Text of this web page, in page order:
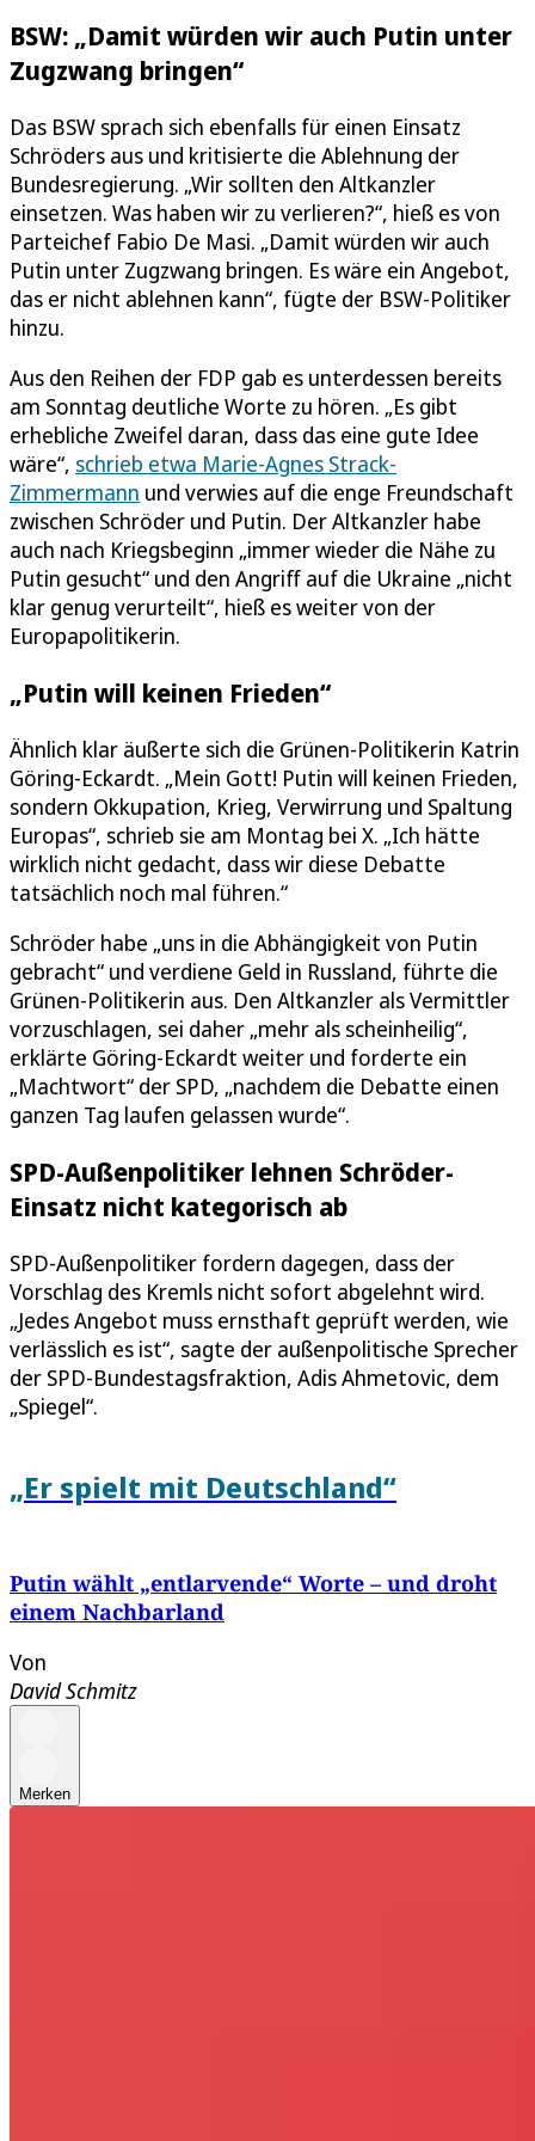
BSW: „Damit würden wir auch Putin unter
Zugzwang bringen“
Das BSW sprach sich ebenfalls für einen Einsatz
Schröders aus und kritisierte die Ablehnung der
Bundesregierung. „Wir sollten den Altkanzler
einsetzen. Was haben wir zu verlieren?“, hieß es von
Parteichef Fabio De Masi. „Damit würden wir auch
Putin unter Zugzwang bringen. Es wäre ein Angebot,
das er nicht ablehnen kann“, fügte der BSW-Politiker
hinzu.
Aus den Reihen der FDP gab es unterdessen bereits
am Sonntag deutliche Worte zu hören. „Es gibt
erhebliche Zweifel daran, dass das eine gute Idee
wäre“, schrieb etwa Marie-Agnes Strack-
Zimmermann und verwies auf die enge Freundschaft
zwischen Schröder und Putin. Der Altkanzler habe
auch nach Kriegsbeginn „immer wieder die Nähe zu
Putin gesucht“ und den Angriff auf die Ukraine „nicht
klar genug verurteilt“, hieß es weiter von der
Europapolitikerin.
„Putin will keinen Frieden“
Ähnlich klar äußerte sich die Grünen-Politikerin Katrin
Göring-Eckardt. „Mein Gott! Putin will keinen Frieden,
sondern Okkupation, Krieg, Verwirrung und Spaltung
Europas“, schrieb sie am Montag bei X. „Ich hätte
wirklich nicht gedacht, dass wir diese Debatte
tatsächlich noch mal führen.“
Schröder habe „uns in die Abhängigkeit von Putin
gebracht“ und verdiene Geld in Russland, führte die
Grünen-Politikerin aus. Den Altkanzler als Vermittler
vorzuschlagen, sei daher „mehr als scheinheilig“,
erklärte Göring-Eckardt weiter und forderte ein
„Machtwort“ der SPD, „nachdem die Debatte einen
ganzen Tag laufen gelassen wurde“.
SPD-Außenpolitiker lehnen Schröder-
Einsatz nicht kategorisch ab
SPD-Außenpolitiker fordern dagegen, dass der
Vorschlag des Kremls nicht sofort abgelehnt wird.
„Jedes Angebot muss ernsthaft geprüft werden, wie
verlässlich es ist“, sagte der außenpolitische Sprecher
der SPD-Bundestagsfraktion, Adis Ahmetovic, dem
„Spiegel“.
„Er spielt mit Deutschland“
Putin wählt „entlarvende“ Worte – und droht
einem Nachbarland
Von
David Schmitz
Merken